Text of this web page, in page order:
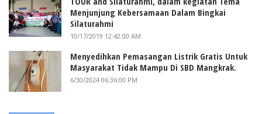
Menjunjung Kebersamaan Dalam Bingkai
Silaturahmi
10/17/2019 12:42:00 AM
Menyedihkan Pemasangan Listrik Gratis Untuk
Masyarakat Tidak Mampu Di SBD Mangkrak.
6/30/2024 06:36:00 PM